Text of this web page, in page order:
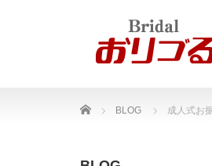
Home BLOG 成人式お